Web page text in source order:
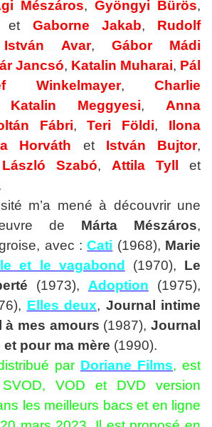
Mészáros, Gyöngyi Bürös,
et Gaborne Jakab, Rudolf
István Avar, Gábor Mádi
Jancsó, Katalin Muharai, Pál
Winkelmayer,Charlie
Katalin Meggyesi, Anna
Fábri,Teri Földi, Ilona
Horváth et István Bujtor,
László Szabó, Attila Tyll
et
m’a mené à découvrir une
de Márta Mészáros,
avec :Cati (1968), Marie
et le vagabond (1970), Le
(1973), Adoption (1975),
Elles deux, Journal intime
à mes amours (1987),Journal
pour ma mère (1990).
par Doriane Films, est
VOD et DVD version
les meilleurs bacs et en ligne